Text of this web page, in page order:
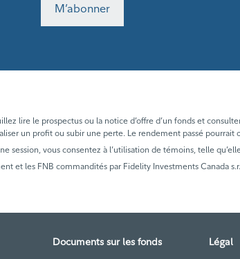
M’abonner
lire le prospectus ou la notice d’offre d’un fonds et
un profit ou subir une perte. Le rendement passé pourrait
vous consentez à l’utilisation de témoins, telle
et les FNB commandités par Fidelity Investments Canada
Documents sur les fonds
Légal